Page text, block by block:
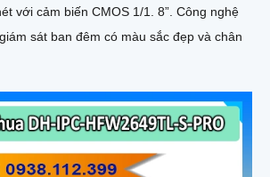
cảm biến CMOS 1/1. 8”. Công nghệ
sát ban đêm có màu sắc đẹp và chân